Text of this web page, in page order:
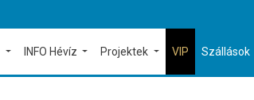
INFO Hévíz Projektek VIP Szállások